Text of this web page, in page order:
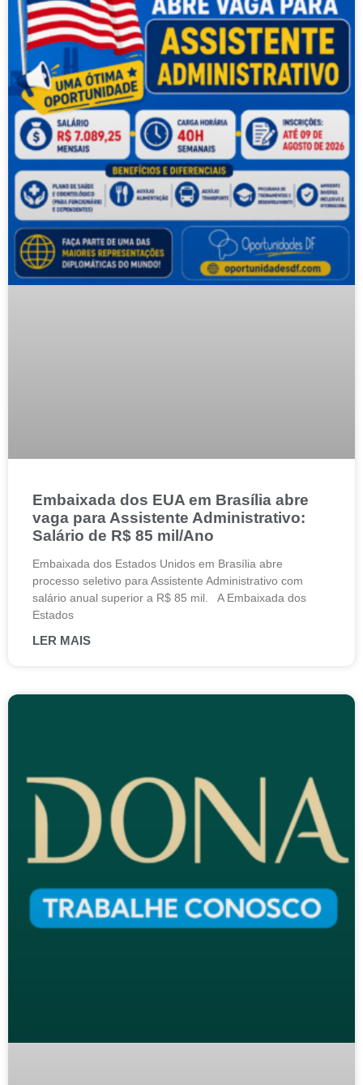
Embaixada dos EUA em Brasília abre
vaga para Assistente Administrativo:
Salário de R$ 85 mil/Ano
Embaixada dos Estados Unidos em Brasília abre
processo seletivo para Assistente Administrativo com
salário anual superior a R$ 85 mil. A Embaixada dos
Estados
LER MAIS